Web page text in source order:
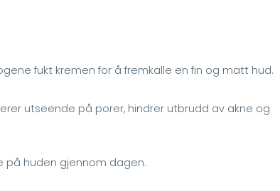
fukt kremen for å fremkalle en fin og matt hud.
utseende på porer, hindrer utbrudd av akne og
på huden gjennom dagen.